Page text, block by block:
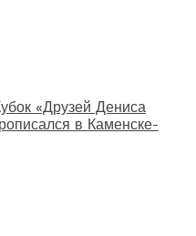
«Друзей Дениса
в Каменске-